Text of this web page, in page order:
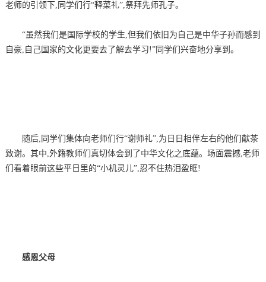
老师的引领下,同学们行“释菜礼”,祭拜先师孔子。
“虽然我们是国际学校的学生,但我们依旧为自己是中华子孙而感到
自豪,自己国家的文化更要去了解去学习!”同学们兴奋地分享到。
随后,同学们集体向老师们行“谢师礼”,为日日相伴左右的他们献茶
致谢。其中,外籍教师们真切体会到了中华文化之底蕴。场面震撼,老师
们看着眼前这些平日里的“小机灵儿”,忍不住热泪盈眶!
感恩父母